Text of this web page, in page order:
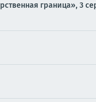
граница», 3